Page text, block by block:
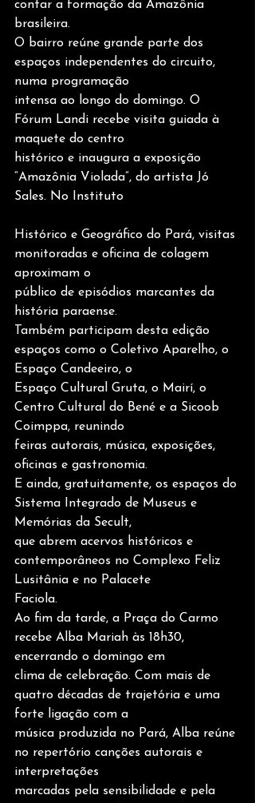
contar a formação da Amazônia
brasileira.
O bairro reúne grande parte dos
espaços independentes do circuito,
numa programação
intensa ao longo do domingo. O
Fórum Landi recebe visita guiada à
maquete do centro
histórico e inaugura a exposição
“Amazônia Violada”, do artista Jó
Sales. No Instituto
Histórico e Geográfico do Pará, visitas
monitoradas e oficina de colagem
aproximam o
público de episódios marcantes da
história paraense.
Também participam desta edição
espaços como o Coletivo Aparelho, o
Espaço Candeeiro, o
Espaço Cultural Gruta, o Mairí, o
Centro Cultural do Bené e a Sicoob
Coimppa, reunindo
feiras autorais, música, exposições,
oficinas e gastronomia.
E ainda, gratuitamente, os espaços do
Sistema Integrado de Museus e
Memórias da Secult,
que abrem acervos históricos e
contemporâneos no Complexo Feliz
Lusitânia e no Palacete
Faciola.
Ao fim da tarde, a Praça do Carmo
recebe Alba Mariah às 18h30,
encerrando o domingo em
clima de celebração. Com mais de
quatro décadas de trajetória e uma
forte ligação com a
música produzida no Pará, Alba reúne
no repertório canções autorais e
interpretações
marcadas pela sensibilidade e pela